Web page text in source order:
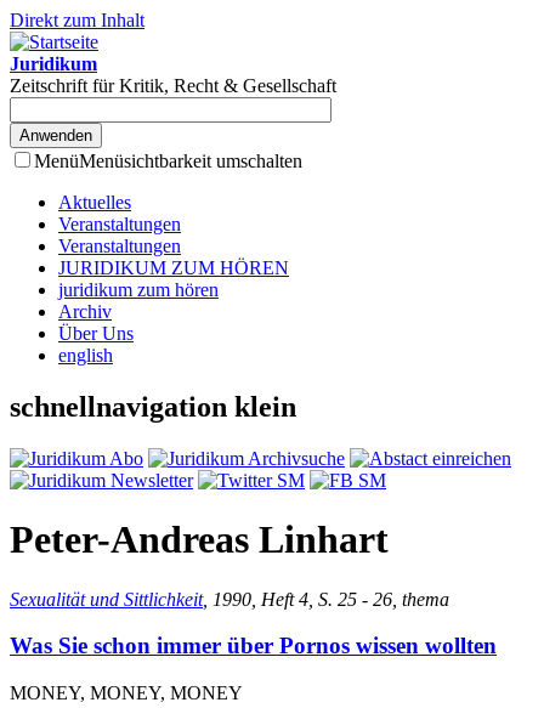
Direkt zum Inhalt
Juridikum
Zeitschrift für Kritik, Recht & Gesellschaft
MenüMenüsichtbarkeit umschalten
Aktuelles
Veranstaltungen
Veranstaltungen
JURIDIKUM ZUM HÖREN
juridikum zum hören
Archiv
Über Uns
english
schnellnavigation klein
Peter-Andreas Linhart
Sexualität und Sittlichkeit, 1990, Heft 4, S. 25 - 26, thema
Was Sie schon immer über Pornos wissen wollten
MONEY, MONEY, MONEY